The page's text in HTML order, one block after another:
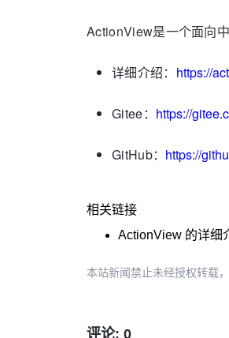
ActionView是一个面向
详细介绍： https://
Gitee： https://
GitHub： https://
相关链接
ActionView 的详细
本站新闻禁止未经授权转载
评论: 0